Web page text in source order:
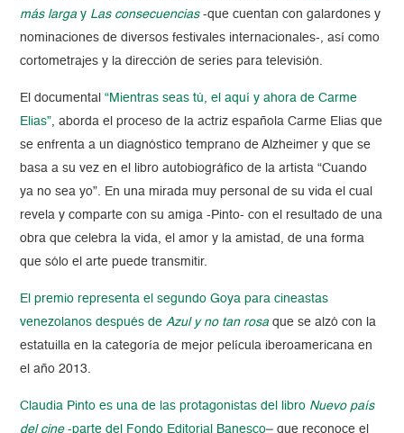
más largay Las consecuencias-que cuentan con galardones y
nominaciones de diversos festivales internacionales-, así como
cortometrajes y la dirección de series para televisión.
El documental“Mientras seas tú, el aquí y ahora de Carme
Elias”, aborda el proceso de la actriz española Carme Elias que
se enfrenta a un diagnóstico temprano de Alzheimer y que se
basa a su vez en el libro autobiográfico de la artista “Cuando
ya no sea yo”. En una mirada muy personal de su vida el cual
revela y comparte con su amiga -Pinto- con el resultado de una
obra que celebra la vida, el amor y la amistad, de una forma
que sólo el arte puede transmitir.
El premio representa el segundo Goya para cineastas
venezolanos después deAzul y no tan rosa que se alzó con la
estatuilla en la categoría de mejor película iberoamericana en
el año 2013.
Claudia Pinto es una de las protagonistas del libro Nuevo país
del cine-parte del Fondo Editorial Banesco– que reconoce el